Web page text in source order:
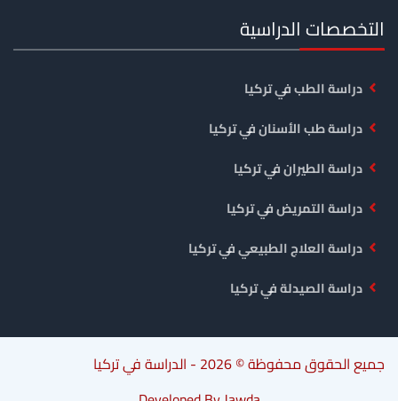
التخصصات الدراسية
دراسة الطب في تركيا
دراسة طب الأسنان في تركيا
دراسة الطيران في تركيا
دراسة التمريض في تركيا
دراسة العلاج الطبيعي في تركيا
دراسة الصيدلة في تركيا
جميع الحقوق محفوظة © 2026 -
الدراسة في تركيا